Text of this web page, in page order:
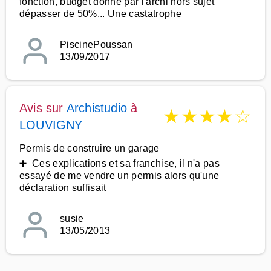
dépasser de 50%... Une castatrophe
PiscinePoussan
13/09/2017
Avis sur Archistudio à
LOUVIGNY
★★★★☆
Permis de construire un garage
➕ Ces explications et sa franchise, il n'a pas
essayé de me vendre un permis alors qu'une
déclaration suffisait
susie
13/05/2013